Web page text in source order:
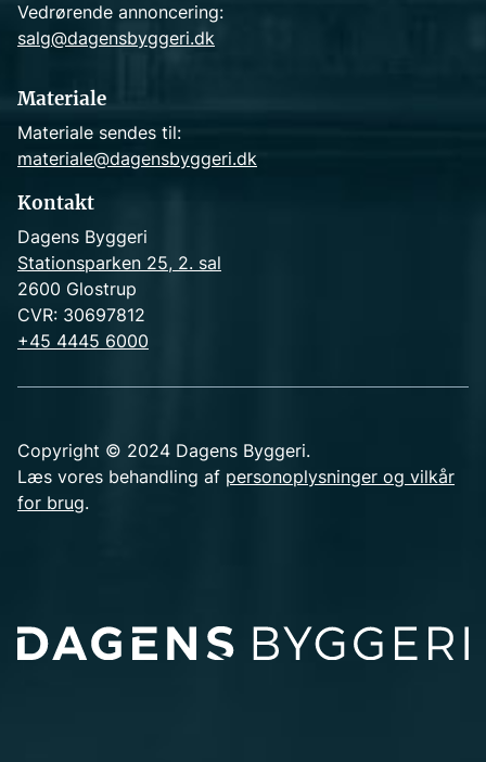
Vedrørende annoncering:
salg@dagensbyggeri.dk
Materiale
Materiale sendes til:
materiale@dagensbyggeri.dk
Kontakt
Dagens Byggeri
Stationsparken 25, 2. sal
2600 Glostrup
CVR: 30697812
+45 4445 6000
Copyright © 2024 Dagens Byggeri.
Læs vores behandling af personoplysninger og vilkår
for brug.